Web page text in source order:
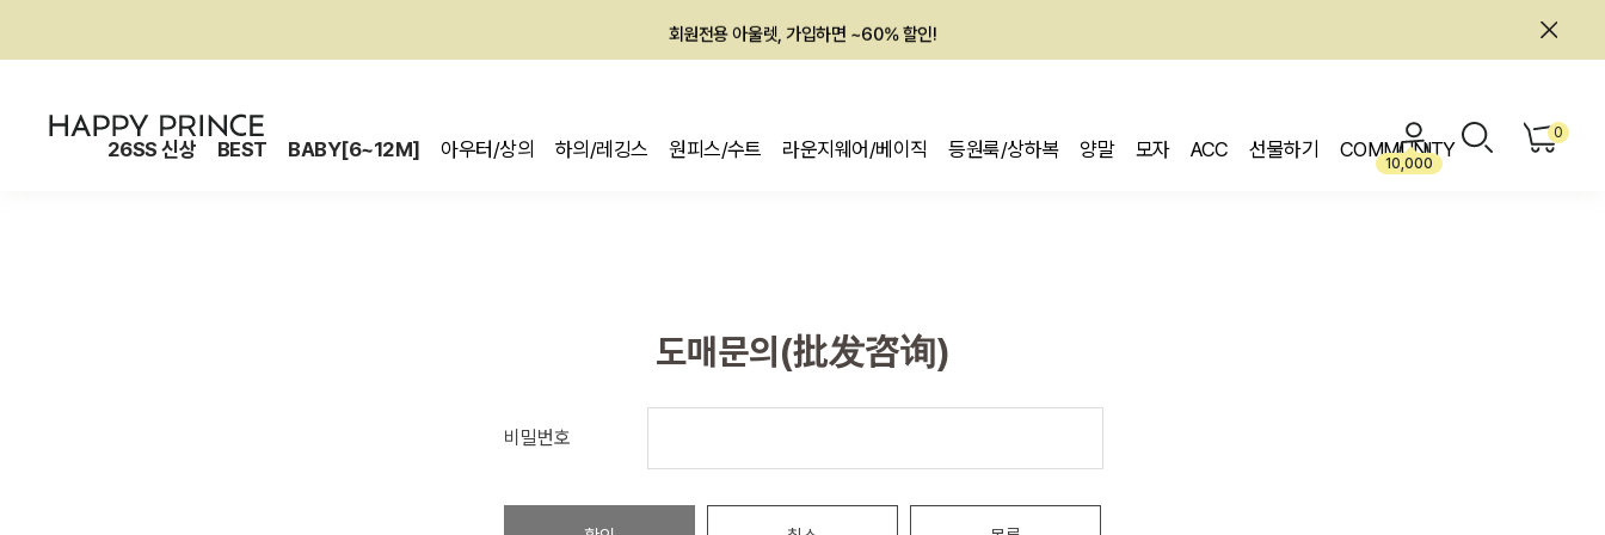
회원전용 아울렛, 가입하면 ~60% 할인!
26SS 신상 BEST BABY[6~12M] 아우터/상의 하의/레깅스 원피스/수트 라운지웨어/베이직 등원룩/상하복 양말 모자 ACC 선물하기 COMMUNITY
10,000
0
도매문의(批发咨询)
비밀번호